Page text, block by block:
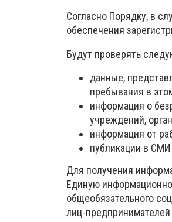
Согласно Порядку, в
обеспечения
Будут проверять
данные,
пребывания в
информация о
учреждений,
информация от
публикации в СМИ
Для получения
Единую
общеобязательного
лиц-